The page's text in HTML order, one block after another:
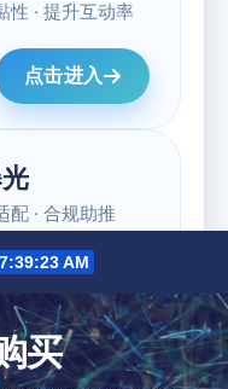
7:39:24 AM
买